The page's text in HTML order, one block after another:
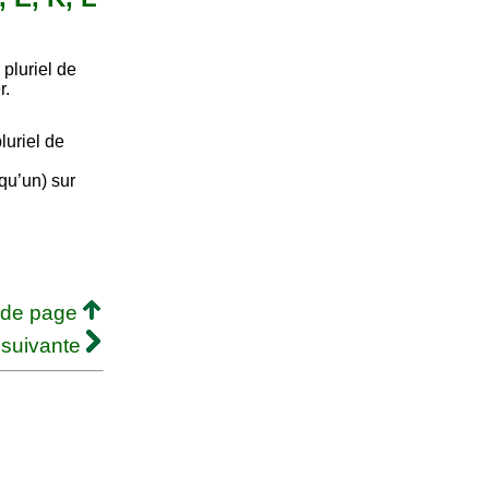
pluriel de
de
sur
page